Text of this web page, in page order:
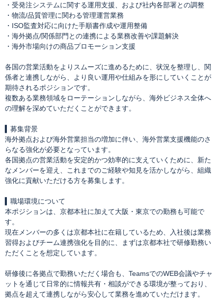
・受発注システムに関する運用支援、および社内各部署との調整
・物流/品質管理に関わる管理運営業務
・ISO監査対応に向けた手順書作成や運用整備
・海外拠点/関係部門との連携による業務改善や課題解決
・海外市場向けの商品プロモーション支援
各国の営業活動をよりスムーズに進めるために、状況を整理し、関
係者と連携しながら、より良い運用や仕組みを形にしていくことが
期待されるポジションです。
複数ある業務領域をローテーションしながら、海外ビジネス全体へ
の理解を深めていただくことができます。
▍募集背景
海外拠点および海外営業担当の増加に伴い、海外営業支援機能のさ
らなる強化が必要となっています。
各国拠点の営業活動を安定的かつ効率的に支えていくために、新た
なメンバーを迎え、これまでのご経験や知見を活かしながら、組織
強化に貢献いただける方を募集します。
▍職場環境について
本ポジションは、京都本社に加えて大阪・東京での勤務も可能で
す。
現在メンバーの多くは京都本社に在籍しているため、入社後は業務
習得およびチーム連携強化を目的に、まずは京都本社で研修勤務い
ただくことを想定しています。
研修後に各拠点で勤務いただく場合も、TeamsでのWEB会議やチャ
ットを通じて日常的に情報共有・相談ができる環境が整っており、
拠点を超えて連携しながら安心して業務を進めていただけます。